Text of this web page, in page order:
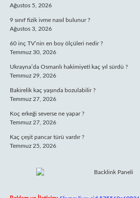
Ağustos 5, 2026
9 sınıf fizik ivme nasıl bulunur ?
Ağustos 3, 2026
60 inç TV’nin en boy ölçüleri nedir ?
Temmuz 30, 2026
Ukrayna’da Osmanlı hakimiyeti kaç yıl sürdü ?
Temmuz 29, 2026
Bakirelik kaç yaşında bozulabilir ?
Temmuz 27, 2026
Koç erkeği severse ne yapar ?
Temmuz 27, 2026
Kaç çeşit pancar türü vardır ?
Temmuz 25, 2026